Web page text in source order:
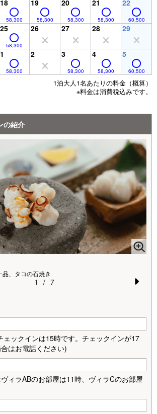
18
58,300
19
58,300
20
58,300
21
58,300
22
60,500
25
58,300
26 27 28 29
1
58,300
2 3
58,300
4
58,300
5
60,500
1泊大人1名あたりの料金（概算）
※料金は消費税込みです。
の紹介
、タコの石焼き
1 / 7
ェックインは15時です。チェックインが17
はお電話ください)
ィラABのお部屋は11時、ヴィラCのお部屋